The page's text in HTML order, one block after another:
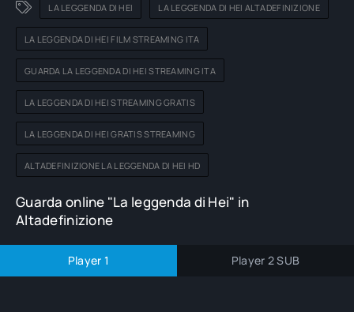
LA LEGGENDA DI HEI LA LEGGENDA DI HEI ALTADEFINIZIONE
LA LEGGENDA DI HEI FILM STREAMING ITA
GUARDA LA LEGGENDA DI HEI STREAMING ITA
LA LEGGENDA DI HEI STREAMING GRATIS
LA LEGGENDA DI HEI GRATIS STREAMING
ALTADEFINIZIONE LA LEGGENDA DI HEI HD
Guarda online "La leggenda di Hei" in
Altadefinizione
Player 1 Player 2 SUB